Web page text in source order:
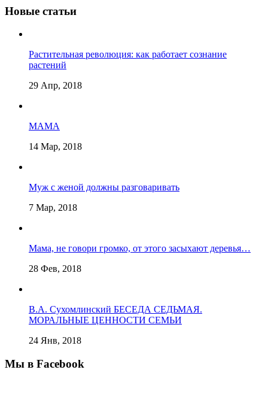
Новые статьи
Растительная революция: как работает сознание
растений
29 Апр, 2018
МАМА
14 Мар, 2018
Муж с женой должны разговаривать
7 Мар, 2018
Мама, не говори громко, от этого засыхают деревья…
28 Фев, 2018
В.А. Сухомлинский БЕСЕДА СЕДЬМАЯ.
МОРАЛЬНЫЕ ЦЕННОСТИ СЕМЬИ
24 Янв, 2018
Мы в Facebook